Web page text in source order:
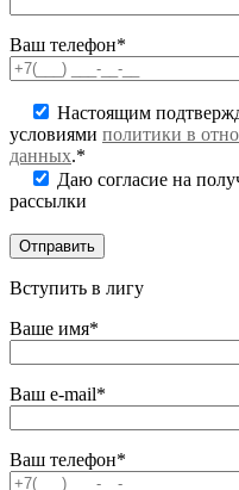
Ваш телефон*
Настоящим
условиями политики в
данных.*
Даю согласие на
рассылки
Вступить в лигу
Ваше имя*
Ваш e-mail*
Ваш телефон*